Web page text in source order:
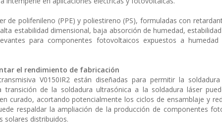
de polifenileno (PPE) y poliestireno (PS), formuladas con
estabilidad dimensional, baja absorción de humedad,
para componentes fotovoltaicos expuestos a
el rendimiento de fabricación
V0150IR2 están diseñadas para permitir la
transición de la soldadura ultrasónica a la soldadura láser
curado, acortando potencialmente los ciclos de ensamblaje y
respaldar la ampliación de la producción de componentes
solares distribuidos.